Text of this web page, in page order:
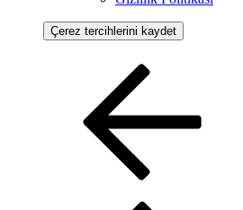
Çerez tercihlerini kaydet